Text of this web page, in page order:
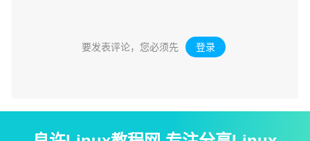
要发表评论，您必须先 登录 。